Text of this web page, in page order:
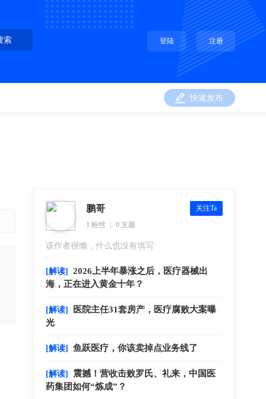
索 登陆 注册
快速发布
鹏哥
关注Ta
1 粉丝
0 主题
该作者很懒，什么也没有填写
[解读]
2026上半年暴涨之后，医疗器械出
海，正在进入黄金十年？
[解读]
医院主任31套房产，医疗腐败大案曝
光
[解读] 鱼跃医疗，你该卖掉点业务线了
[解读]
震撼！营收击败罗氏、礼来，中国医
药集团如何“炼成”？